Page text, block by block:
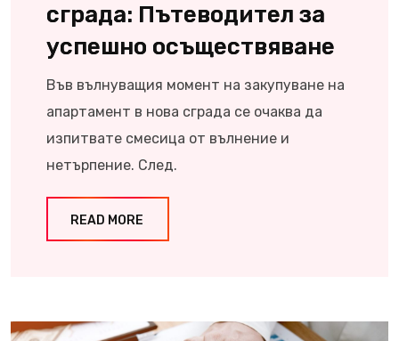
сграда: Пътеводител за
успешно осъществяване
Във вълнуващия момент на закупуване на
апартамент в нова сграда се очаква да
изпитвате смесица от вълнение и
нетърпение. След.
READ MORE